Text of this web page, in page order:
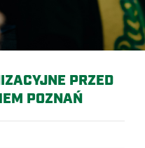
PRZED
POZNAŃ